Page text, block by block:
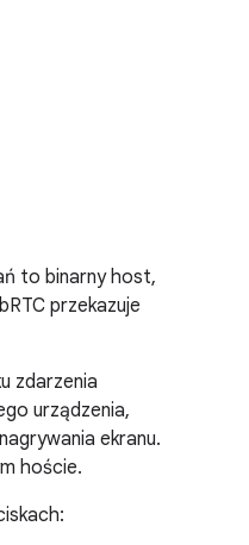
to binarny host,
przekazuje
zdarzenia
urządzenia,
ekranu.
hoście.